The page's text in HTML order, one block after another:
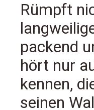
Rümpft
packend
hört nur
kennen,
seinen